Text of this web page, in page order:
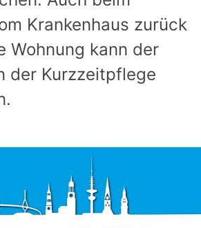
Krankenhaus zurück
Wohnung kann der
der Kurzzeitpflege